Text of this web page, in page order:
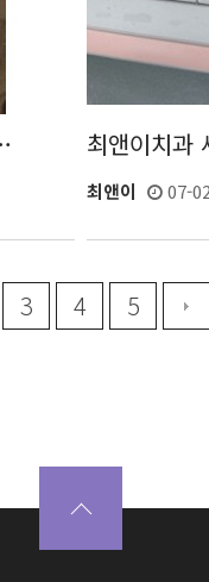
최앤이치과
최앤이 07-
3 4 5